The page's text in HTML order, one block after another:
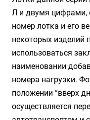
Л и двумя
номер лотка и его
некоторых изделий
использоваться
наименовании
номера нагрузки.
положении ”вверх
осуществляется